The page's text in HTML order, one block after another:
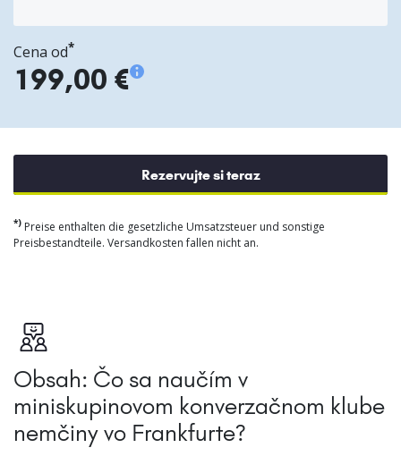
Cena od*
199,00 €
Rezervujte si teraz
*) Preise enthalten die gesetzliche Umsatzsteuer und sonstige
Preisbestandteile. Versandkosten fallen nicht an.
Obsah: Čo sa naučím v
miniskupinovom konverzačnom klube
nemčiny vo Frankfurte?